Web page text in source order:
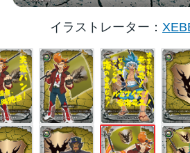
イラストレーター